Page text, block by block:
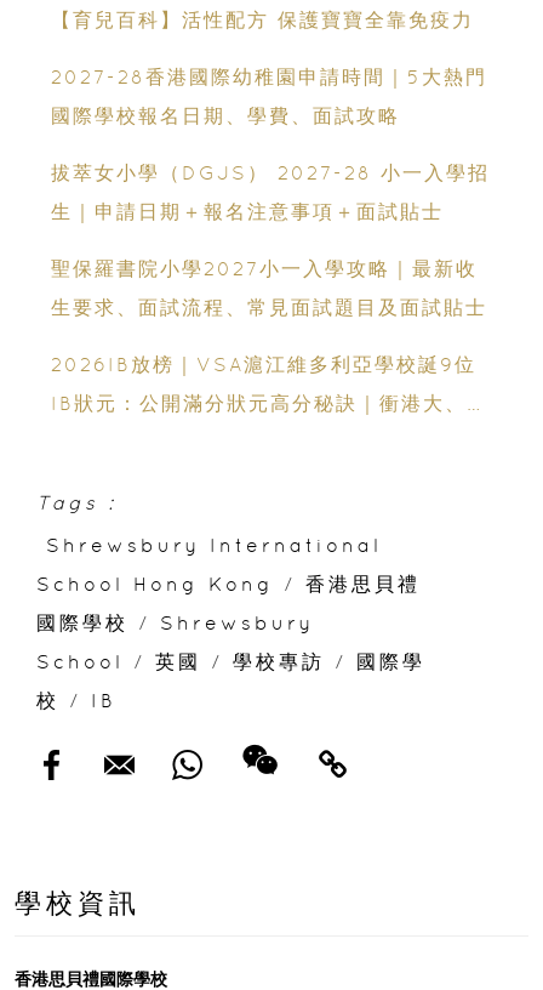
【育兒百科】活性配方 保護寶寶全靠免疫力
2027-28香港國際幼稚園申請時間｜5大熱門
國際學校報名日期、學費、面試攻略
拔萃女小學（DGJS） 2027-28 小一入學招
生｜申請日期＋報名注意事項＋面試貼士
聖保羅書院小學2027小一入學攻略｜最新收
生要求、面試流程、常見面試題目及面試貼士
2026IB放榜｜VSA滬江維多利亞學校誕9位
IB狀元：公開滿分狀元高分秘訣｜衝港大、帝
Tags :
Shrewsbury International
School Hong Kong
/
香港思貝禮
國際學校
/
Shrewsbury
School
/ 英國 / 學校專訪 /
國際學
校
/ IB
學校資訊
香港思貝禮國際學校